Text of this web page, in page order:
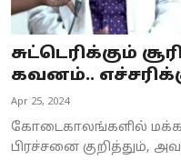
சுட்டெரிக்கும்
கவனம்..
Apr 25, 2024
கோடைகாலங்களில்
பிரச்சனை குறித்தும்,